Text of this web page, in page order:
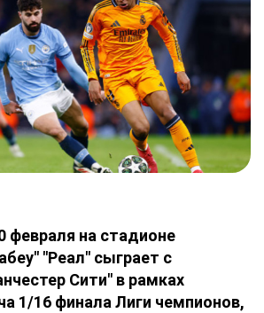
февраля на стадионе
"Реал" сыграет с
Сити" в рамках
1/16 финала Лиги чемпионов,